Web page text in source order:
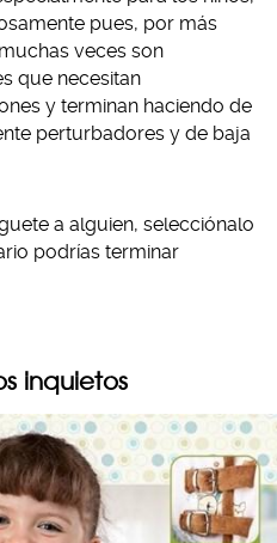
pues, por más
veces son
que necesitan
y terminan haciendo de
perturbadores y de baja
a alguien, selecciónalo
podrías terminar
inquietos